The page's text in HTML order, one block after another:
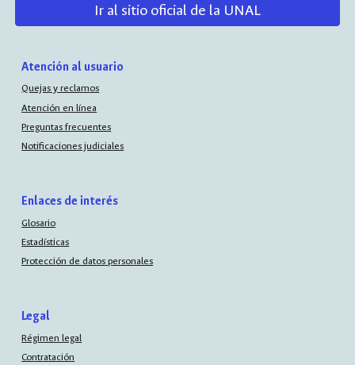
Ir al sitio oficial de la UNAL
Atención al usuario
Quejas y reclamos
Atención en línea
Preguntas frecuentes
Notificaciones judiciales
Enlaces de interés
Glosario
Estadísticas
Protección de datos personales
Legal
Régimen legal
Contratación